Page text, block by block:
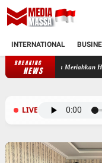
INTERNATIONAL
BREAKING
NEWS
IIB Jepara Meriahkan HUT
LIVE